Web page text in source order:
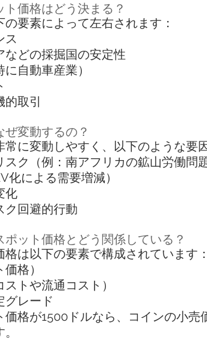
ト価格はどう決まる？
要素によって左右されます：
ス
などの採掘国の安定性
自動車産業）
的取引
変動するの？
に変動しやすく、以下のような要
ク（例：南アフリカの鉱山労働問題
化による需要増減）
化
ク回避的行動
ポット価格とどう関係している？
は以下の要素で構成されています：
格）
トや流通コスト）
グレード
価格が1500ドルなら、コインの小